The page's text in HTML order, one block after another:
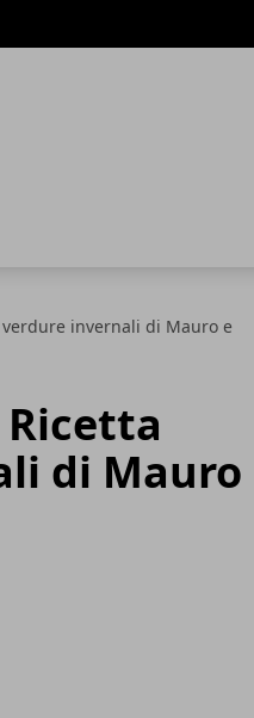
invernali di Mauro e
di Mauro